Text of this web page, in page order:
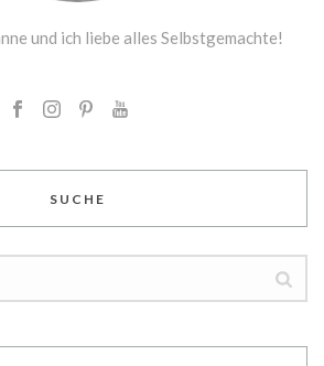
und ich liebe alles Selbstgemachte!
SUCHE